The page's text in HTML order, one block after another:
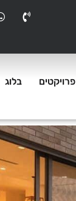
פרויקטים בלוג